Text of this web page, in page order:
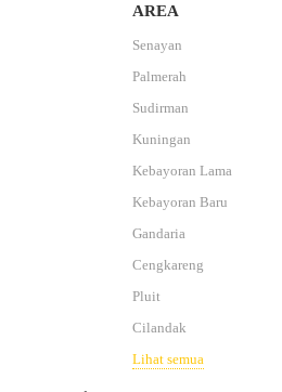
AREA
Senayan
Palmerah
Sudirman
Kuningan
Kebayoran Lama
Kebayoran Baru
Gandaria
Cengkareng
Pluit
Cilandak
Lihat semua